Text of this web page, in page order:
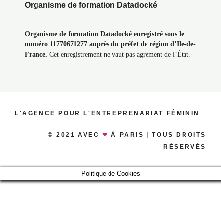
Organisme de formation Datadocké
Organisme de formation Datadocké enregistré sous le
numéro 11770671277 auprès du préfet de région d’Ile-de-
France. Cet enregistrement ne vaut pas agrément de l’État.
L'AGENCE POUR L'ENTREPRENARIAT FÉMININ
© 2021 AVEC❤ À PARIS | TOUS DROITS
RÉSERVÉS
Politique de Cookies